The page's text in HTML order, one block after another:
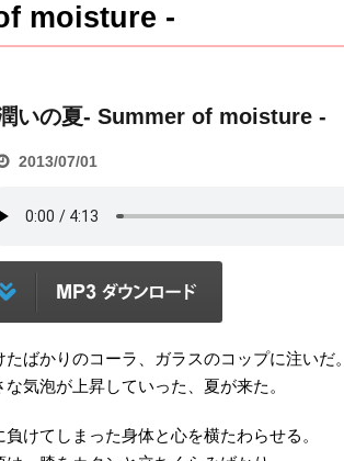
moisture -
いの夏- Summer of moisture -
2013/07/01
たばかりのコーラ、ガラスのコップに注いだ。
な気泡が上昇していった、夏が来た。
負けてしまった身体と心を横たわらせる。